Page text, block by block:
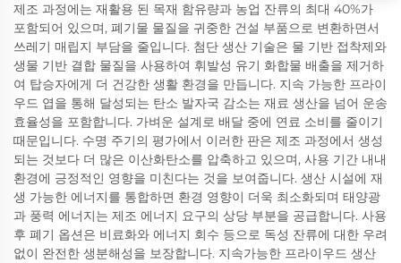
제조 과정에는 재활용 된 목재 함유량과 농업 잔류의 최대 40%가
포함되어 있으며, 폐기물 물질을 귀중한 건설 부품으로 변환하면서
쓰레기 매립지 부담을 줄입니다. 첨단 생산 기술은 물 기반 접착제와
생물 기반 결합 물질을 사용하여 휘발성 유기 화합물 배출을 제거하
여 탑승자에게 더 건강한 생활 환경을 만듭니다. 지속 가능한 프라이
우드 엽을 통해 달성되는 탄소 발자국 감소는 재료 생산을 넘어 운송
효율성을 포함합니다. 가벼운 설계로 배달 중에 연료 소비를 줄이기
때문입니다. 수명 주기의 평가에서 이러한 판은 제조 과정에서 생성
되는 것보다 더 많은 이산화탄소를 압축하고 있으며, 사용 기간 내내
환경에 긍정적인 영향을 미친다는 것을 보여줍니다. 생산 시설에 재
생 가능한 에너지를 통합하면 환경 영향이 더욱 최소화되며 태양광
과 풍력 에너지는 제조 에너지 요구의 상당 부분을 공급합니다. 사용
후 폐기 옵션은 비료화와 에너지 회수 등으로 독성 잔류에 대한 우려
없이 완전한 생분해성을 보장합니다. 지속가능한 프라이우드 생산